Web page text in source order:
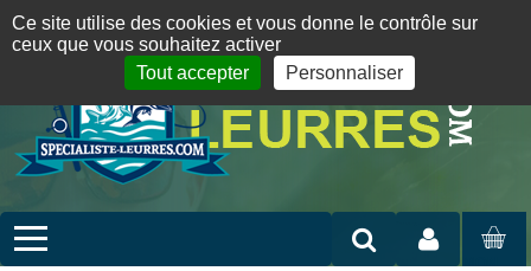
09 72 36 55 01 06 08 07 98 87 English version
MON
Panneau de gestion des cookies
Ce site utilise des cookies et vous donne le contrôle sur
ceux que vous souhaitez activer
Tout accepter
Personnaliser